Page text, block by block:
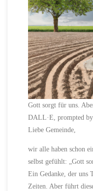
Gott sorgt für uns.
DALL·E, prompted
Liebe Gemeinde,
wir alle haben schon
selbst gefühlt: „Gott
Ein Gedanke, der uns
Zeiten. Aber führt